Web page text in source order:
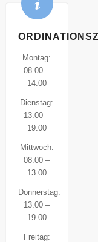
Montag:
08.00 –
14.00
Dienstag:
13.00 –
19.00
Mittwoch:
08.00 –
13.00
Donnerstag:
13.00 –
19.00
Freitag: